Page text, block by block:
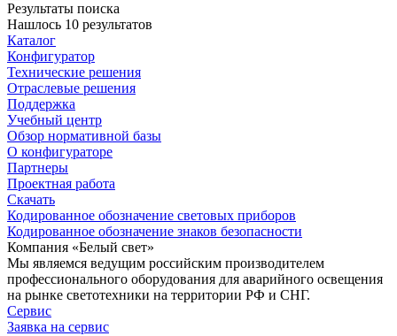
Результаты поиска
Нашлось 10 результатов
Каталог
Конфигуратор
Технические решения
Отраслевые решения
Поддержка
Учебный центр
Обзор нормативной базы
О конфигураторе
Партнеры
Проектная работа
Скачать
Кодированное обозначение световых приборов
Кодированное обозначение знаков безопасности
Компания «Белый свет»
Мы являемся ведущим российским производителем
профессионального оборудования для аварийного освещения
на рынке светотехники на территории РФ и СНГ.
Сервис
Заявка на сервис